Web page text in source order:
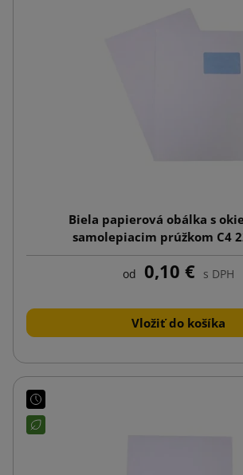
Biela papierová obálka s
samolepiacim prúžkom C4
od 0,10 € s DPH
Vložiť do košíka